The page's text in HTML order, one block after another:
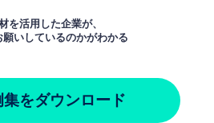
を活用した企業が、
願いしているのかがわかる
をダウンロード